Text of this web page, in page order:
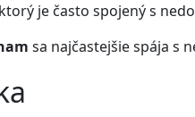
je často spojený s
sa najčastejšie spája s